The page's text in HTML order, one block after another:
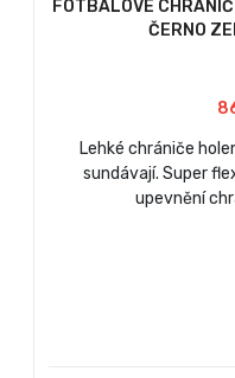
FOTBALOVÉ
ČERNO
Lehké chrániče
sundávají. Super
upevnění